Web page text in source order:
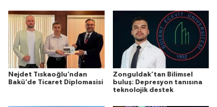
Nejdet Tıskaoğlu’ndan
Bakü’de Ticaret Diplomasisi
Zonguldak’tan Bilimsel
buluş: Depresyon tanısına
teknolojik destek